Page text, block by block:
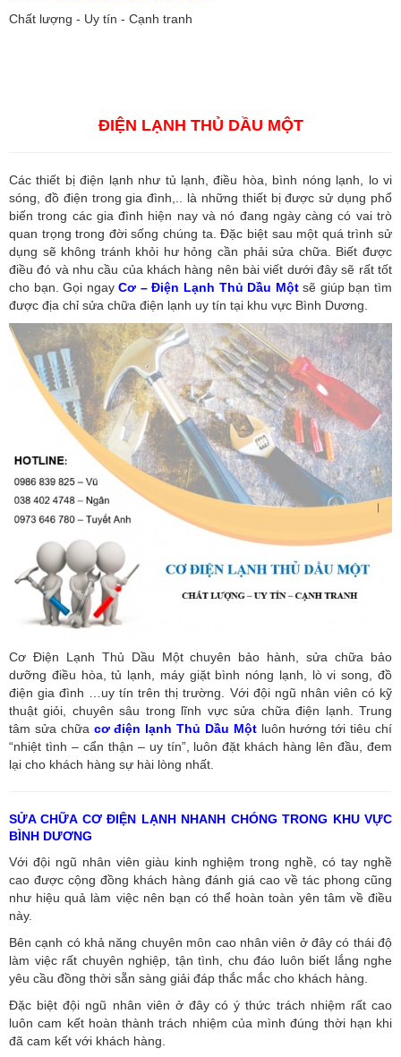
Chất lượng - Uy tín - Cạnh tranh
ĐIỆN LẠNH THỦ DẦU MỘT
Các thiết bị điện lạnh như tủ lạnh, điều hòa, bình nóng lạnh, lo vi
sóng, đồ điện trong gia đình,.. là những thiết bị được sử dụng phổ
biến trong các gia đình hiện nay và nó đang ngày càng có vai trò
quan trọng trong đời sống chúng ta. Đặc biệt sau một quá trình sử
dụng sẽ không tránh khỏi hư hỏng cần phải sửa chữa. Biết được
điều đó và nhu cầu của khách hàng nên bài viết dưới đây sẽ rất tốt
cho bạn. Gọi ngayCơ – Điện Lạnh Thủ Dầu Một sẽ giúp bạn tìm
được địa chỉ sửa chữa điện lạnh uy tín tại khu vực Bình Dương.
Cơ Điện Lạnh Thủ Dầu Một chuyên bảo hành, sửa chữa bảo
dưỡng điều hòa, tủ lạnh, máy giặt bình nóng lạnh, lò vi song, đồ
điện gia đình …uy tín trên thị trường. Với đội ngũ nhân viên có kỹ
thuật giỏi, chuyên sâu trong lĩnh vực sửa chữa điện lạnh. Trung
tâm sửa chữa cơ điện lạnh Thủ Dầu Mộtluôn hướng tới tiêu chí
“nhiệt tình – cẩn thận – uy tín”, luôn đặt khách hàng lên đầu, đem
lại cho khách hàng sự hài lòng nhất.
SỬA CHỮA CƠ ĐIỆN LẠNH NHANH CHÓNG TRONG KHU VỰC
BÌNH DƯƠNG
Với đội ngũ nhân viên giàu kinh nghiệm trong nghề, có tay nghề
cao được cộng đồng khách hàng đánh giá cao về tác phong cũng
như hiệu quả làm việc nên bạn có thể hoàn toàn yên tâm về điều
này.
Bên cạnh có khả năng chuyên môn cao nhân viên ở đây có thái độ
làm việc rất chuyên nghiệp, tận tình, chu đáo luôn biết lắng nghe
yêu cầu đồng thời sẵn sàng giải đáp thắc mắc cho khách hàng.
Đặc biệt đội ngũ nhân viên ở đây có ý thức trách nhiệm rất cao
luôn cam kết hoàn thành trách nhiệm của mình đúng thời hạn khi
đã cam kết với khách hàng.